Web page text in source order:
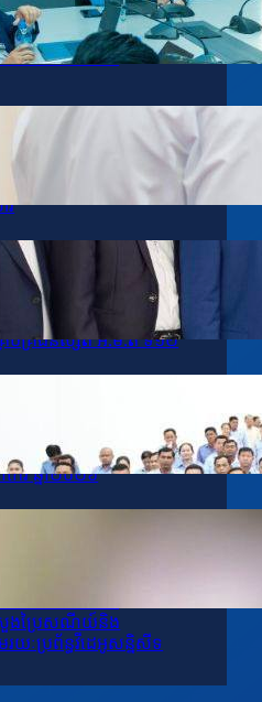
ធ បានអញ្ជើញដឹកនាំកិច្ចប្រជុំ
ការងារវិស័យ
គមន៍និងព័ត៌មាននិង
SPV-VD
វុធ អញ្ជើញចូលរួមរំលែក
ា ដាណា និងលោកជំទាវ
រ
SPV-VD
ធ បានអញ្ជើញជួប
ងទទួលអំណោយសប្បុរស
រប់គ្រងនិស្សិត អ.ម.ត ទី១២
វុធ បានអញ្ជើញជាអធិបតីក្នុង
បង្រៀនក្លឹបសិក្សា «មនសិការ
កែវ ឆ្នាំ២០២៦
VD
ងប្រៃសណីយ៍និង
យៈប្រព័ន្ធវីដេអូសន្និសីទ